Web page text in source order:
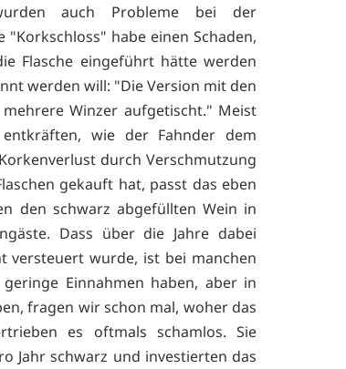
auch Probleme bei der
habe einen Schaden,
Flasche eingeführt hätte werden
werden will: "Die Version mit den
Winzer aufgetischt." Meist
wie der Fahnder dem
durch Verschmutzung
gekauft hat, passt das eben
den schwarz abgefüllten Wein in
Dass über die Jahre dabei
versteuert wurde, ist bei manchen
Einnahmen haben, aber in
fragen wir schon mal, woher das
es oftmals schamlos. Sie
Jahr schwarz und investierten das